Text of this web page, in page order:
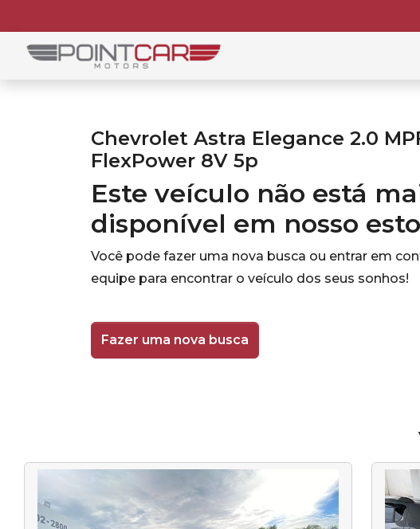
Chevrolet Astra Elegance 2.0
FlexPower 8V 5p
Este veículo não está
disponível em nosso
Você pode fazer uma nova busca ou entrar em
equipe para encontrar o veículo dos seus sonhos!
Fazer uma nova busca